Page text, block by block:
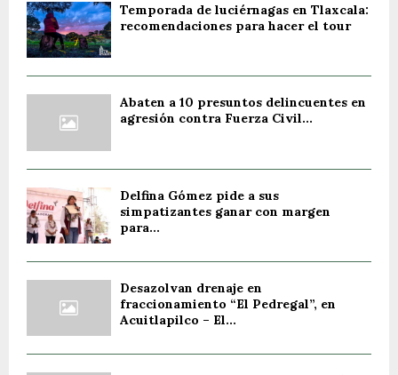
Temporada de luciérnagas en Tlaxcala:
recomendaciones para hacer el tour
Abaten a 10 presuntos delincuentes en
agresión contra Fuerza Civil...
Delfina Gómez pide a sus
simpatizantes ganar con margen
para...
Desazolvan drenaje en
fraccionamiento “El Pedregal”, en
Acuitlapilco – El...